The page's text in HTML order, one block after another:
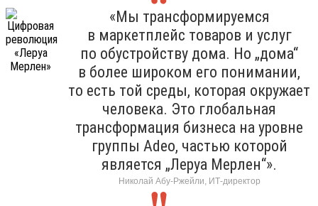
«Мы трансформируемся
в маркетплейс товаров и услуг
по обустройству дома. Но „дома“
в более широком его понимании,
то есть той среды, которая окружает
человека. Это глобальная
трансформация бизнеса на уровне
группы Adeo, частью которой
является „Леруа Мерлен“».
Николай Абу-Ржейли, ИТ-директор